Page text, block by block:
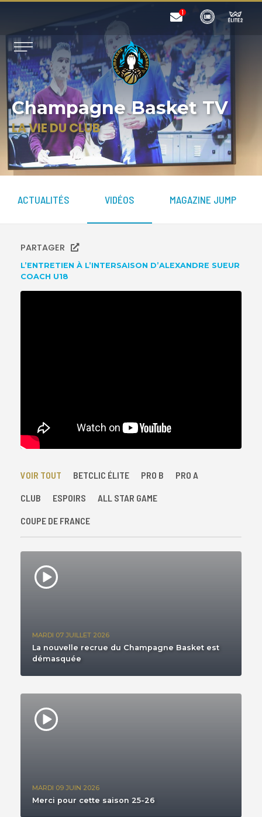
Champagne Basket TV
LA VIE DU CLUB
ACTUALITÉS VIDÉOS MAGAZINE JUMP
L’ENTRETIEN À L’INTERSAISON D’ALEXANDRE SUEUR
COACH U18
PARTAGER
VOIR TOUT BETCLIC ÉLITE PRO B PRO A
CLUB ESPOIRS ALL STAR GAME
COUPE DE FRANCE
MARDI 07 JUILLET 2026
La nouvelle recrue du Champagne Basket est
démasquée
MARDI 09 JUIN 2026
Merci pour cette saison 25-26